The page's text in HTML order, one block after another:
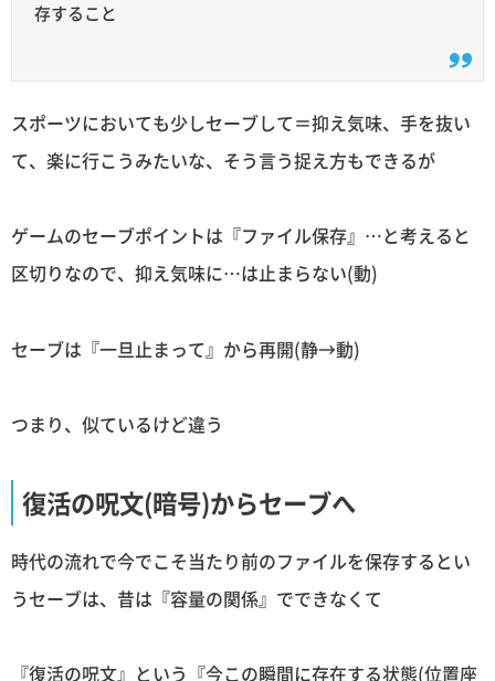
存すること
スポーツにおいても少しセーブして＝抑え気味、手を抜い
て、楽に行こうみたいな、そう言う捉え方もできるが
ゲームのセーブポイントは『ファイル保存』…と考えると
区切りなので、抑え気味に…は止まらない(動)
セーブは『一旦止まって』から再開(静→動)
つまり、似ているけど違う
復活の呪文(暗号)からセーブへ
時代の流れで今でこそ当たり前のファイルを保存するとい
うセーブは、昔は『容量の関係』でできなくて
『復活の呪文』という『今この瞬間に存在する状態(位置座